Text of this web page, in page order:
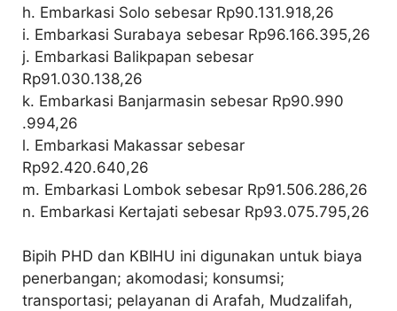
h. Embarkasi Solo sebesar Rp90.131.918,26
i. Embarkasi Surabaya sebesar Rp96.166.395,26
j. Embarkasi Balikpapan sebesar
Rp91.030.138,26
k. Embarkasi Banjarmasin sebesar Rp90.990
.994,26
l. Embarkasi Makassar sebesar
Rp92.420.640,26
m. Embarkasi Lombok sebesar Rp91.506.286,26
n. Embarkasi Kertajati sebesar Rp93.075.795,26
Bipih PHD dan KBIHU ini digunakan untuk biaya
penerbangan; akomodasi; konsumsi;
transportasi; pelayanan di Arafah, Mudzalifah,